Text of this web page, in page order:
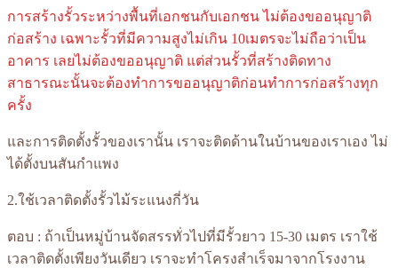
การสร้างรั้วระหว่างพื้นที่เอกชนกับเอกชน ไม่ต้องขออนุญาติ
ก่อสร้าง เฉพาะรั้วที่มีความสูงไม่เกิน 10เมตรจะไม่ถือว่าเป็น
อาคาร เลยไม่ต้องขออนุญาติ แต่ส่วนรั้วที่สร้างติดทาง
สาธารณะนั้นจะต้องทำการขออนุญาติก่อนทำการก่อสร้างทุก
ครั้ง
และการติดตั้งรั้วของเรานั้น เราจะติดด้านในบ้านของเราเอง ไม่
ได้ตั้งบนสันกำแพง
2.ใช้เวลาติดตั้งรั้วไม้ระแนงกี่วัน
ตอบ : ถ้าเป็นหมู่บ้านจัดสรรทั่วไปที่มีรั้วยาว 15-30 เมตร เราใช้
เวลาติดตั้งเพียงวันเดียว เราจะทำโครงสำเร็จมาจากโรงงาน